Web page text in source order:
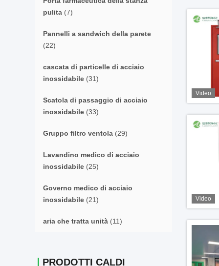
pulita (7)
Pannelli a sandwich della parete
(22)
cascata di particelle di acciaio
inossidabile (31)
Scatola di passaggio di acciaio
inossidabile (33)
Gruppo filtro ventola (29)
Lavandino medico di acciaio
inossidabile (25)
Governo medico di acciaio
inossidabile (21)
aria che tratta unità (11)
PRODOTTI CALDI
Video
Video